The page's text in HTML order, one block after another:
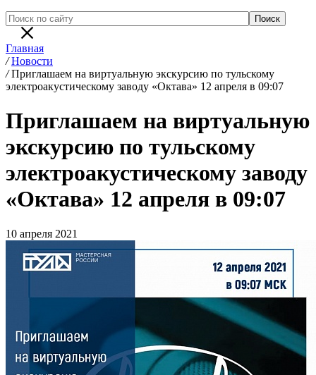
Главная
/ Новости
/ Приглашаем на виртуальную экскурсию по тульскому
электроакустическому заводу «Октава» 12 апреля в 09:07
Приглашаем на виртуальную
экскурсию по тульскому
электроакустическому заводу
«Октава» 12 апреля в 09:07
10 апреля 2021